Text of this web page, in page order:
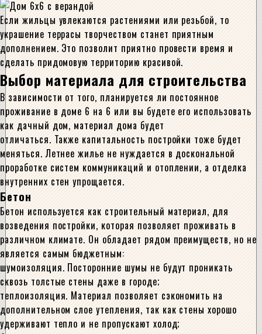
Если жильцы увлекаются растениями или резьбой, то
украшение террасы творчеством станет приятным
дополнением. Это позволит приятно провести время и
сделать придомовую территорию красивой.
Выбор материала для строительства
В зависимости от того, планируется ли постоянное
проживание в доме 6 на 6 или вы будете его использовать
как дачный дом, материал дома будет
отличаться. Также капитальность постройки тоже будет
меняться. Летнее жилье не нуждается в доскональной
проработке систем коммуникаций и отоплении, а отделка
внутренних стен упрощается.
Бетон
Бетон используется как строительный материал, для
возведения постройки, которая позволяет проживать в
различном климате. Он обладает рядом преимуществ, но не
является самым бюджетным:
шумоизоляция. Посторонние шумы не будут проникать
сквозь толстые стены даже в городе;
теплоизоляция. Материал позволяет сэкономить на
дополнительном слое утепления, так как стены хорошо
удерживают тепло и не пропускают холод;